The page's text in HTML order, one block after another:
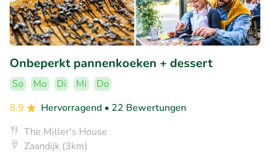
Onbeperkt pannenkoeken + dessert
So Mo Di Mi
Do
8.9
Hervorragend • 22 Bewertungen
The Miller's House
Zaandijk (3km)